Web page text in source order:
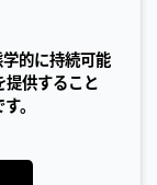
的に持続可能
提供すること
。